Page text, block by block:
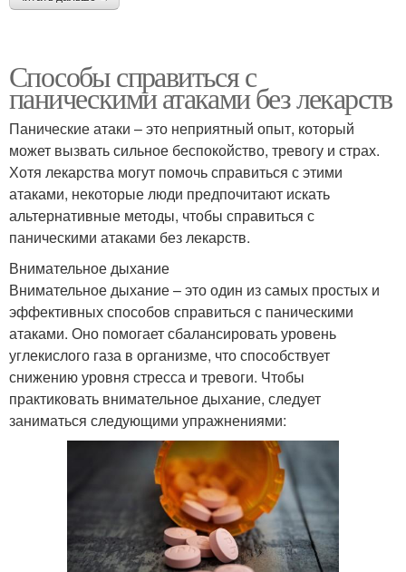
Способы справиться с
паническими атаками без лекарств
Панические атаки – это неприятный опыт, который
может вызвать сильное беспокойство, тревогу и страх.
Хотя лекарства могут помочь справиться с этими
атаками, некоторые люди предпочитают искать
альтернативные методы, чтобы справиться с
паническими атаками без лекарств.
Внимательное дыхание
Внимательное дыхание – это один из самых простых и
эффективных способов справиться с паническими
атаками. Оно помогает сбалансировать уровень
углекислого газа в организме, что способствует
снижению уровня стресса и тревоги. Чтобы
практиковать внимательное дыхание, следует
заниматься следующими упражнениями: